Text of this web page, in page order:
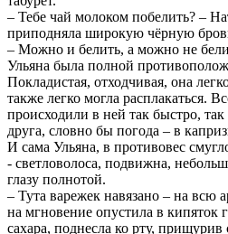
– Тебе чай молоком побелить? –
приподняла широкую чёрную
– Можно и белить, а можно не
Ульяна была полной
Покладистая, отходчивая, она
также легко могла расплакаться.
происходили в ней так быстро, так
друга, словно бы погода – в
И сама Ульяна, в противовес
- светловолоса, подвижна,
глазу полнотой.
– Тута варежек навязано – на всю
на мгновение опустила в кипяток
сахара, поднесла ко рту, прищурив